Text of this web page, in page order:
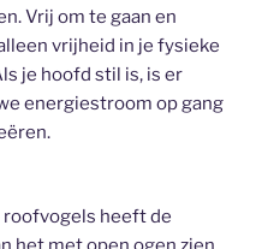
Vrij om te gaan en
vrijheid in je fysieke
je hoofd stil is, is er
energiestroom op gang
roofvogels heeft de